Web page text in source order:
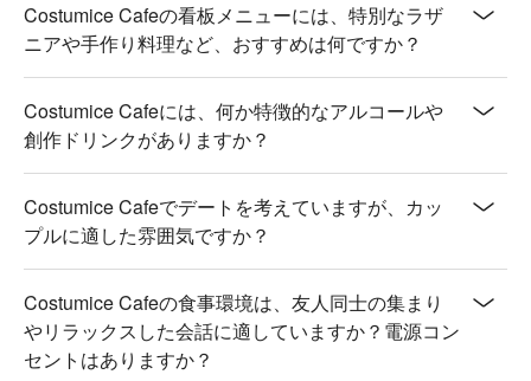
Costumice Cafeの看板メニューには、特別なラザ
ニアや手作り料理など、おすすめは何ですか？
Costumice Cafeには、何か特徴的なアルコールや
創作ドリンクがありますか？
Costumice Cafeでデートを考えていますが、カッ
プルに適した雰囲気ですか？
Costumice Cafeの食事環境は、友人同士の集まり
やリラックスした会話に適していますか？電源コン
セントはありますか？